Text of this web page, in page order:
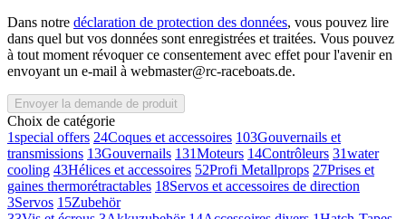
Dans notre déclaration de protection des données, vous pouvez lire
dans quel but vos données sont enregistrées et traitées. Vous pouvez
à tout moment révoquer ce consentement avec effet pour l'avenir en
envoyant un e-mail à webmaster@rc-raceboats.de.
Envoyer la demande de produit
Choix de catégorie
1special offers 24Coques et accessoires 103Gouvernails et
transmissions 13Gouvernails 131Moteurs 14Contrôleurs 31water
cooling 43Hélices et accessoires 52Profi Metallprops 27Prises et
gaines thermorétractables 18Servos et accessoires de direction
3Servos 15Zubehör